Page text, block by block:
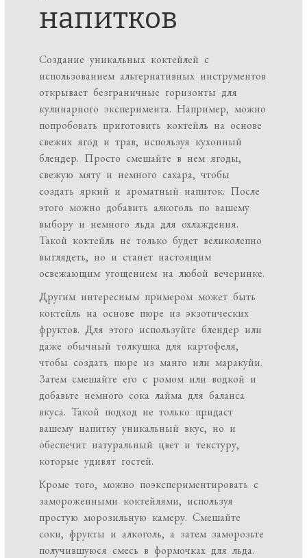
напитков
Создание уникальных коктейлей с
использованием альтернативных инструментов
открывает безграничные горизонты для
кулинарного эксперимента. Например, можно
попробовать приготовить коктейль на основе
свежих ягод и трав, используя кухонный
блендер. Просто смешайте в нем ягоды,
свежую мяту и немного сахара, чтобы
создать яркий и ароматный напиток. После
этого можно добавить алкоголь по вашему
выбору и немного льда для охлаждения.
Такой коктейль не только будет великолепно
выглядеть, но и станет настоящим
освежающим угощением на любой вечеринке.
Другим интересным примером может быть
коктейль на основе пюре из экзотических
фруктов. Для этого используйте блендер или
даже обычный толкушка для картофеля,
чтобы создать пюре из манго или маракуйи.
Затем смешайте его с ромом или водкой и
добавьте немного сока лайма для баланса
вкуса. Такой подход не только придаст
вашему напитку уникальный вкус, но и
обеспечит натуральный цвет и текстуру,
которые удивят гостей.
Кроме того, можно поэкспериментировать с
замороженными коктейлями, используя
простую морозильную камеру. Смешайте
соки, фрукты и алкоголь, а затем заморозьте
получившуюся смесь в формочках для льда.